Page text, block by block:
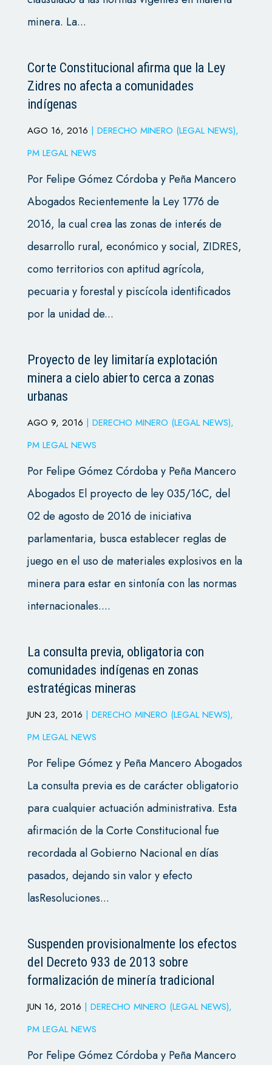
minera. La...
Corte Constitucional afirma que la Ley
Zidres no afecta a comunidades
indígenas
AGO 16, 2016 | DERECHO MINERO (LEGAL NEWS),
PM LEGAL NEWS
Por Felipe Gómez Córdoba y Peña Mancero
Abogados Recientemente la Ley 1776 de
2016, la cual crea las zonas de interés de
desarrollo rural, económico y social, ZIDRES,
como territorios con aptitud agrícola,
pecuaria y forestal y piscícola identificados
por la unidad de...
Proyecto de ley limitaría explotación
minera a cielo abierto cerca a zonas
urbanas
AGO 9, 2016 | DERECHO MINERO (LEGAL NEWS),
PM LEGAL NEWS
Por Felipe Gómez Córdoba y Peña Mancero
Abogados El proyecto de ley 035/16C, del
02 de agosto de 2016 de iniciativa
parlamentaria, busca establecer reglas de
juego en el uso de materiales explosivos en la
minera para estar en sintonía con las normas
internacionales....
La consulta previa, obligatoria con
comunidades indígenas en zonas
estratégicas mineras
JUN 23, 2016 | DERECHO MINERO (LEGAL NEWS),
PM LEGAL NEWS
Por Felipe Gómez y Peña Mancero Abogados
La consulta previa es de carácter obligatorio
para cualquier actuación administrativa. Esta
afirmación de la Corte Constitucional fue
recordada al Gobierno Nacional en días
pasados, dejando sin valor y efecto
lasResoluciones...
Suspenden provisionalmente los efectos
del Decreto 933 de 2013 sobre
formalización de minería tradicional
JUN 16, 2016 | DERECHO MINERO (LEGAL NEWS),
PM LEGAL NEWS
Por Felipe Gómez Córdoba y Peña Mancero